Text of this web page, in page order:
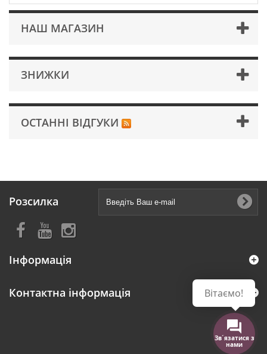
НАШ МАГАЗИН
ЗНИЖКИ
ОСТАННІ ВІДГУКИ
Розсилка
Інформація
Контактна інформація
Зв´язатися з
нами
Вітаємо!